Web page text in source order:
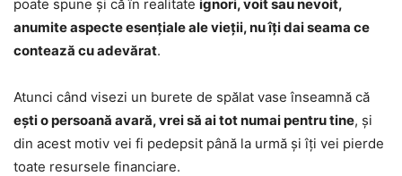
poate spune și că în realitate ignori, voit sau nevoit,
anumite aspecte esențiale ale vieții, nu îți dai seama ce
contează cu adevărat.
Atunci când visezi un burete de spălat vase înseamnă că
ești o persoană avară, vrei să ai tot numai pentru tine, și
din acest motiv vei fi pedepsit până la urmă și îți vei pierde
toate resursele financiare.